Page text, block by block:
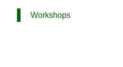
Workshops